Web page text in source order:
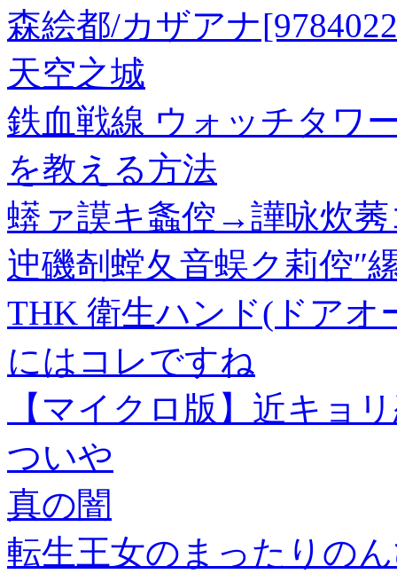
森絵都/カザアナ
天空之城
鉄血戦線 ウォッチタワ
を教える方法
蠎ァ謨キ螽倥→譁咏炊
迚磯剞螳夂音蜈ク莉倥″
THK 衛生ハンド(ドアオ
にはコレですね
【マイクロ版】近キョ
ついや
真の闇
転生王女のまったりの